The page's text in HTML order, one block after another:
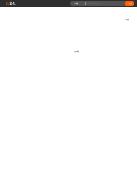
藝墅 全部 搜索
加载中...
收藏